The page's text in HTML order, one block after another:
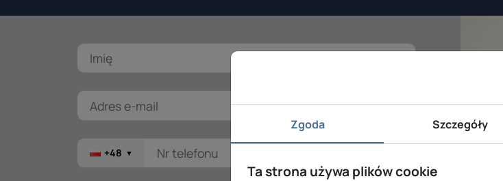
+48 ▼
Zgoda Szczegóły
Ta strona używa plików cookie